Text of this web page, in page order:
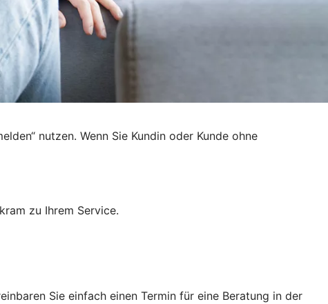
nutzen. Wenn Sie Kundin oder Kunde ohne
zu Ihrem Service.
Sie einfach einen Termin für eine Beratung in der